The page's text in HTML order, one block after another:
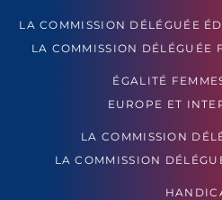
LA COMMISSION DÉLÉGUÉE
LA COMMISSION DÉLÉGUÉE
ÉGALITÉ
EUROPE ET
LA COMMISSION
LA COMMISSION